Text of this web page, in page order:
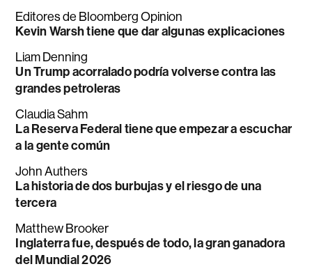
Editores de Bloomberg Opinion
Kevin Warsh tiene que dar algunas explicaciones
Liam Denning
Un Trump acorralado podría volverse contra las
grandes petroleras
Claudia Sahm
La Reserva Federal tiene que empezar a escuchar
a la gente común
John Authers
La historia de dos burbujas y el riesgo de una
tercera
Matthew Brooker
Inglaterra fue, después de todo, la gran ganadora
del Mundial 2026